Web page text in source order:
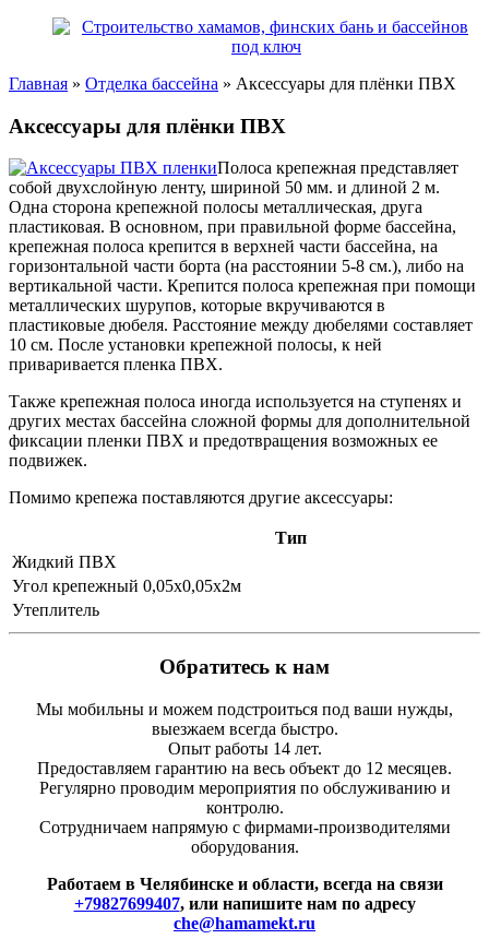
Главная » Отделка бассейна » Аксессуары для плёнки ПВХ
Аксессуары для плёнки ПВХ
Полоса крепежная представляет
собой двухслойную ленту, шириной 50 мм. и длиной 2 м.
Одна сторона крепежной полосы металлическая, друга
пластиковая. В основном, при правильной форме бассейна,
крепежная полоса крепится в верхней части бассейна, на
горизонтальной части борта (на расстоянии 5-8 см.), либо на
вертикальной части. Крепится полоса крепежная при помощи
металлических шурупов, которые вкручиваются в
пластиковые дюбеля. Расстояние между дюбелями составляет
10 см. После установки крепежной полосы, к ней
приваривается пленка ПВХ.
Также крепежная полоса иногда используется на ступенях и
других местах бассейна сложной формы для дополнительной
фиксации пленки ПВХ и предотвращения возможных ее
подвижек.
Помимо крепежа поставляются другие аксессуары:
Тип
Жидкий ПВХ
Угол крепежный 0,05х0,05х2м
Утеплитель
Обратитесь к нам
Мы мобильны и можем подстроиться под ваши нужды,
выезжаем всегда быстро.
Опыт работы 14 лет.
Предоставляем гарантию на весь объект до 12 месяцев.
Регулярно проводим мероприятия по обслуживанию и
контролю.
Сотрудничаем напрямую с фирмами-производителями
оборудования.
Работаем в Челябинске и области, всегда на связи
+79827699407, или напишите нам по адресу
che@hamamekt.ru